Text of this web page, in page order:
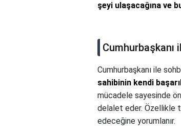
şeyi ulaşacağına ve
Cumhurbaşkanı ile
sahibinin kendi
mücadele sayesinde
delalet eder. Özellikle
edeceğine yorumlanır.